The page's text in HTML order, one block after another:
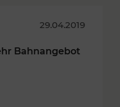
29.04.2019
Bahnangebot